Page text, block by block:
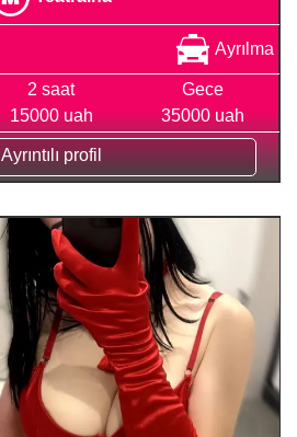
Ayrılma
2 saat
15000 uah
Gece
35000 uah
Ayrıntılı profil